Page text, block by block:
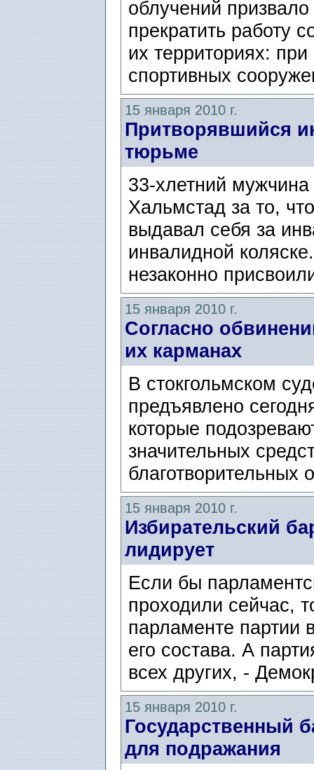
облучений
прекратить работу
их территориях:
спортивных
15 января 2010 г.
Притворявшийся
тюрьме
33-хлетний мужчина
Хальмстад за то,
выдавал себя за
инвалидной
незаконно
15 января 2010 г.
Согласно
их карманах
В стокгольмском
предъявлено
которые
значительных
благотворительных
15 января 2010 г.
Избирательский
лидирует
Если бы
проходили сейчас,
парламенте
его состава. А
всех других, -
15 января 2010 г.
Государственный
для подражания